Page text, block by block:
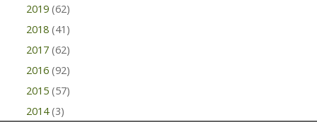
2019 (62)
2018 (41)
2017 (62)
2016 (92)
2015 (57)
2014 (3)